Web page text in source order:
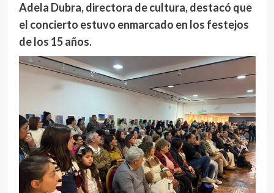
Adela Dubra, directora de cultura, destacó que
el concierto estuvo enmarcado en los festejos
de los 15 años.